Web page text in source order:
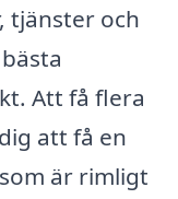
tjänster och
Att få flera
att få en
är rimligt